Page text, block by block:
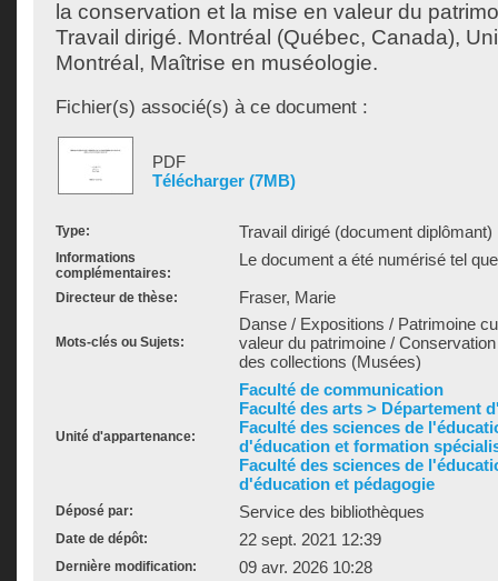
la conservation et la mise en valeur du
Travail dirigé. Montréal (Québec, Canada),
Montréal, Maîtrise en muséologie.
Fichier(s) associé(s) à ce document :
PDF
Télécharger (7MB)
Type: Travail dirigé (document diplômant)
Informations
complémentaires:
Le document a été numérisé tel
Directeur de thèse: Fraser, Marie
Mots-clés ou Sujets:
Danse / Expositions / Patrimoine
valeur du patrimoine /
des collections (Musées)
Unité d'appartenance:
Faculté de communication
Faculté des arts > Département
Faculté des sciences de
d'éducation et formation
Faculté des sciences de
d'éducation et pédagogie
Déposé par: Service des bibliothèques
Date de dépôt: 22 sept. 2021 12:39
Dernière modification: 09 avr. 2026 10:28